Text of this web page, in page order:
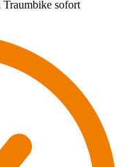
Traumbike sofort